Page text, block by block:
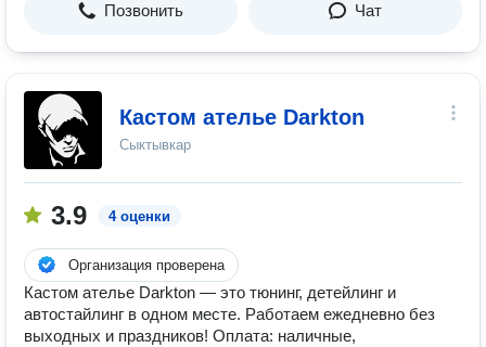
Позвонить Чат
Кастом ателье Darkton
Сыктывкар
3.9 4 оценки
Организация проверена
Кастом ателье Darkton — это тюнинг, детейлинг и
автостайлинг в одном месте. Работаем ежедневно без
выходных и праздников! Оплата: наличные,